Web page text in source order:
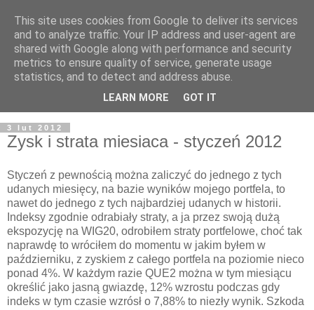
3 lut 2012
Zysk i strata miesiaca - styczeń 2012
Styczeń z pewnością można zaliczyć do jednego z tych
udanych miesięcy, na bazie wyników mojego portfela, to
nawet do jednego z tych najbardziej udanych w historii.
Indeksy zgodnie odrabiały straty, a ja przez swoją dużą
ekspozycję na WIG20, odrobiłem straty portfelowe, choć tak
naprawdę to wróciłem do momentu w jakim byłem w
październiku, z zyskiem z całego portfela na poziomie nieco
ponad 4%. W każdym razie QUE2 można w tym miesiącu
określić jako jasną gwiazdę, 12% wzrostu podczas gdy
indeks w tym czasie wzrósł o 7,88% to niezły wynik. Szkoda
This site uses cookies from Google to deliver its services
and to analyze traffic. Your IP address and user-agent are
shared with Google along with performance and security
metrics to ensure quality of service, generate usage
statistics, and to detect and address abuse.
LEARN MORE GOT IT